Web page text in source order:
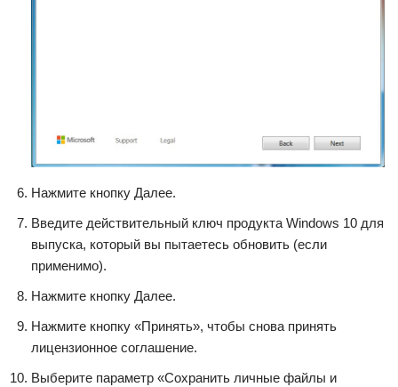
Нажмите кнопку Далее.
Введите действительный ключ продукта Windows 10 для
выпуска, который вы пытаетесь обновить (если
применимо).
Нажмите кнопку Далее.
Нажмите кнопку «Принять», чтобы снова принять
лицензионное соглашение.
Выберите параметр «Сохранить личные файлы и